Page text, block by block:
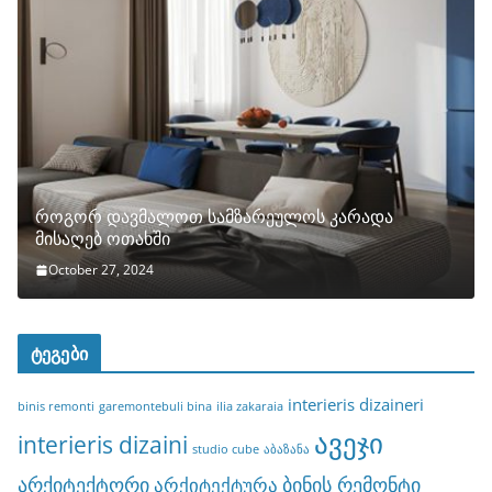
როგორ დავმალოთ სამზარეულოს კარადა
მისაღებ ოთახში
October 27, 2024
ტეგები
binis remonti garemontebuli bina ilia zakaraia interieris dizaineri
interieris dizaini studio cube აბაზანა ავეჯი
არქიტექტორიარქიტექტურა ბინის რემონტი